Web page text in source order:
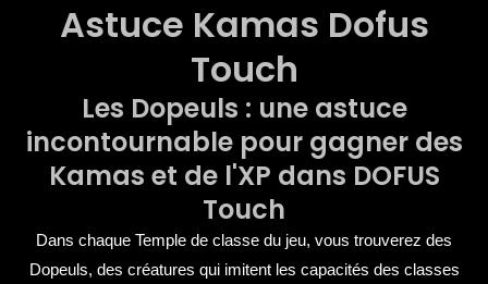
Astuce Kamas Dofus
Touch
Les Dopeuls : une astuce
incontournable pour gagner des
Kamas et de l'XP dans DOFUS
Touch
Dans chaque Temple de classe du jeu, vous trouverez des
Dopeuls, des créatures qui imitent les capacités des classes